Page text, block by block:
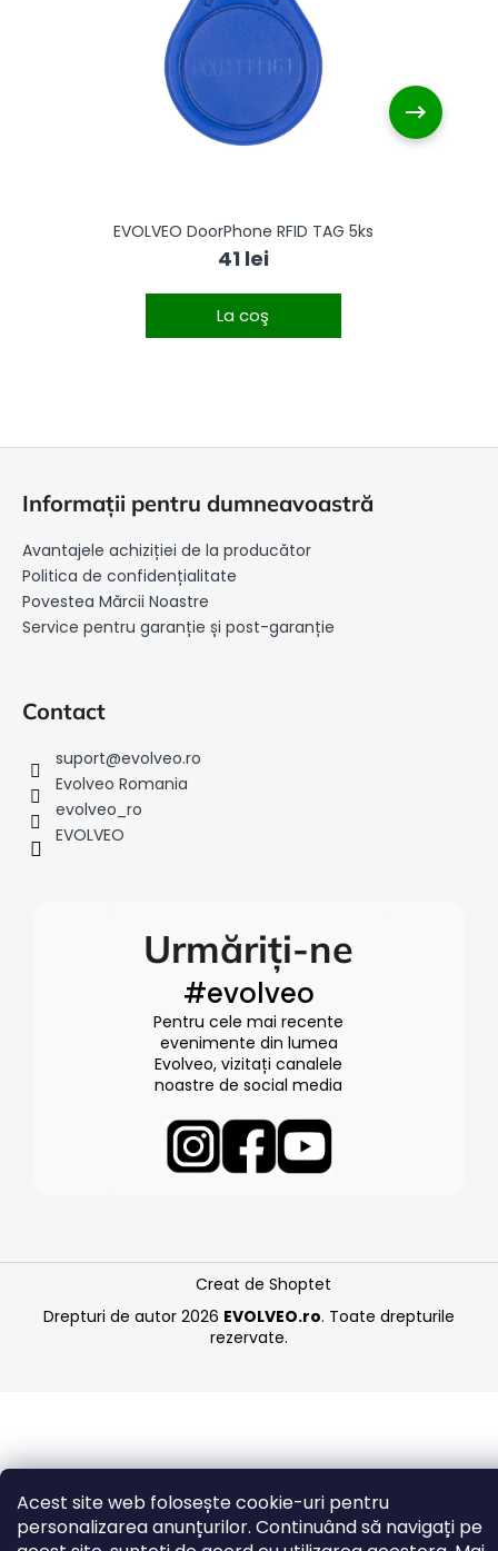
Acest site web folosește cookie-uri pentru
personalizarea anunțurilor. Continuând să navigați pe
EVOLVEO DoorPhone RFID TAG 5ks
41 lei
La coş
Informații pentru dumneavoastră
Avantajele achiziției de la producător
Politica de confidențialitate
Povestea Mărcii Noastre
Service pentru garanție și post-garanție
Contact
suport@evolveo.ro
Evolveo Romania
evolveo_ro
EVOLVEO
Urmăriți-ne
#evolveo
Pentru cele mai recente
evenimente din lumea
Evolveo, vizitați canalele
noastre de social media
Creat de Shoptet
Drepturi de autor 2026 EVOLVEO.ro. Toate drepturile
rezervate.